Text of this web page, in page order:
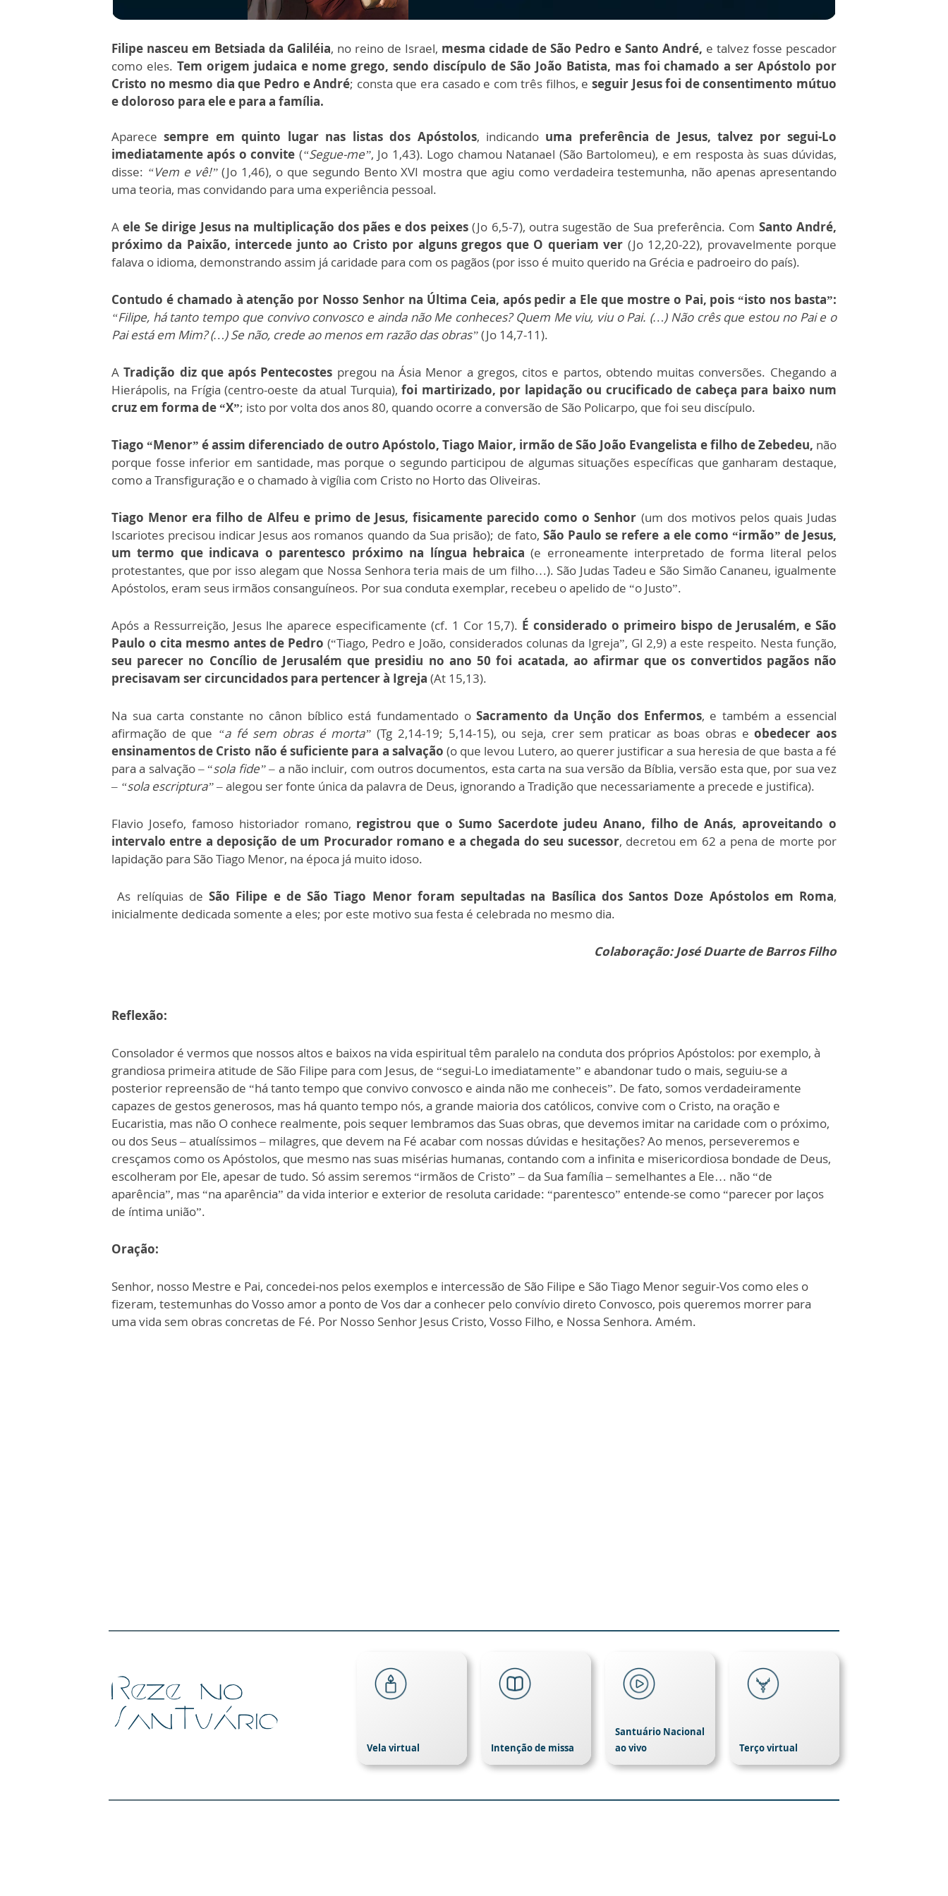
Filipe nasceu em Betsiada da Galiléia, no reino de Israel, mesma cidade de São Pedro e Santo André, e talvez fosse pescador
como eles. Tem origem judaica e nome grego, sendo discípulo de São João Batista, mas foi chamado a ser Apóstolo por
Cristo no mesmo dia que Pedro e André; consta que era casado e com três filhos, e seguir Jesus foi de consentimento mútuo
e doloroso para ele e para a família.
Aparecesempre em quinto lugar nas listas dos Apóstolos, indicando uma preferência de Jesus, talvez por segui-Lo
imediatamente após o convite (“Segue-me”, Jo 1,43). Logo chamou Natanael (São Bartolomeu), e em resposta às suas dúvidas,
disse: “Vem e vê!”(Jo 1,46), o que segundo Bento XVI mostra que agiu como verdadeira testemunha, não apenas apresentando
uma teoria, mas convidando para uma experiência pessoal.
Aele Se dirige Jesus na multiplicação dos pães e dos peixes(Jo 6,5-7), outra sugestão de Sua preferência. Com Santo André,
próximo da Paixão, intercede junto ao Cristo por alguns gregos que O queriam ver (Jo 12,20-22), provavelmente porque
falava o idioma, demonstrando assim já caridade para com os pagãos (por isso é muito querido na Grécia e padroeiro do país).
Contudo é chamado à atenção por Nosso Senhor na Última Ceia, após pedir a Ele que mostre o Pai, pois “isto nos basta”:
“Filipe, há tanto tempo que convivo convosco e ainda não Me conheces? Quem Me viu, viu o Pai. (…) Não crês que estou no Pai e o
Pai está em Mim? (…) Se não, crede ao menos em razão das obras”(Jo 14,7-11).
ATradição diz que após Pentecostes pregou na Ásia Menor a gregos, citos e partos, obtendo muitas conversões. Chegando a
Hierápolis, na Frígia (centro-oeste da atual Turquia),foi martirizado, por lapidação ou crucificado de cabeça para baixo num
cruz em forma de “X”; isto por volta dos anos 80, quando ocorre a conversão de São Policarpo, que foi seu discípulo.
Tiago “Menor” é assim diferenciado de outro Apóstolo, Tiago Maior, irmão de São João Evangelista e filho de Zebedeu, não
porque fosse inferior em santidade, mas porque o segundo participou de algumas situações específicas que ganharam destaque,
como a Transfiguração e o chamado à vigília com Cristo no Horto das Oliveiras.
Tiago Menor era filho de Alfeu e primo de Jesus, fisicamente parecido como o Senhor (um dos motivos pelos quais Judas
Iscariotes precisou indicar Jesus aos romanos quando da Sua prisão); de fato,São Paulo se refere a ele como “irmão” de Jesus,
um termo que indicava o parentesco próximo na língua hebraica (e erroneamente interpretado de forma literal pelos
protestantes, que por isso alegam que Nossa Senhora teria mais de um filho…). São Judas Tadeu e São Simão Cananeu, igualmente
Apóstolos, eram seus irmãos consanguíneos. Por sua conduta exemplar, recebeu o apelido de “o Justo”.
Após a Ressurreição, Jesus lhe aparece especificamente (cf. 1 Cor 15,7). É considerado o primeiro bispo de Jerusalém, e São
Paulo o cita mesmo antes de Pedro (“Tiago, Pedro e João, considerados colunas da Igreja”, Gl 2,9) a este respeito. Nesta função,
seu parecer no Concílio de Jerusalém que presidiu no ano 50 foi acatada, ao afirmar que os convertidos pagãos não
precisavam ser circuncidados para pertencer à Igreja (At 15,13).
Na sua carta constante no cânon bíblico está fundamentado oSacramento da Unção dos Enfermos, e também a essencial
afirmação de que “a fé sem obras é morta”(Tg 2,14-19; 5,14-15), ou seja, crer sem praticar as boas obras eobedecer aos
ensinamentos de Cristo não é suficiente para a salvação (o que levou Lutero, ao querer justificar a sua heresia de que basta a fé
para a salvação – “sola fide”– a não incluir, com outros documentos, esta carta na sua versão da Bíblia, versão esta que, por sua vez
– “sola escriptura”– alegou ser fonte única da palavra de Deus, ignorando a Tradição que necessariamente a precede e justifica).
Flavio Josefo, famoso historiador romano, registrou que o Sumo Sacerdote judeu Anano, filho de Anás, aproveitando o
intervalo entre a deposição de um Procurador romano e a chegada do seu sucessor, decretou em 62 a pena de morte por
lapidação para São Tiago Menor, na época já muito idoso.
As relíquias de São Filipe e de São Tiago Menor foram sepultadas na Basílica dos Santos Doze Apóstolos em Roma,
inicialmente dedicada somente a eles; por este motivo sua festa é celebrada no mesmo dia.
Colaboração: José Duarte de Barros Filho
Reflexão:
Consolador é vermos que nossos altos e baixos na vida espiritual têm paralelo na conduta dos próprios Apóstolos: por exemplo, à
grandiosa primeira atitude de São Filipe para com Jesus, de “segui-Lo imediatamente” e abandonar tudo o mais, seguiu-se a
posterior repreensão de “há tanto tempo que convivo convosco e ainda não me conheceis”. De fato, somos verdadeiramente
capazes de gestos generosos, mas há quanto tempo nós, a grande maioria dos católicos, convive com o Cristo, na oração e
Eucaristia, mas não O conhece realmente, pois sequer lembramos das Suas obras, que devemos imitar na caridade com o próximo,
ou dos Seus – atualíssimos – milagres, que devem na Fé acabar com nossas dúvidas e hesitações? Ao menos, perseveremos e
cresçamos como os Apóstolos, que mesmo nas suas misérias humanas, contando com a infinita e misericordiosa bondade de Deus,
escolheram por Ele, apesar de tudo. Só assim seremos “irmãos de Cristo” – da Sua família – semelhantes a Ele… não “de
aparência”, mas “na aparência” da vida interior e exterior de resoluta caridade: “parentesco” entende-se como “parecer por laços
de íntima união”.
Oração:
Senhor, nosso Mestre e Pai, concedei-nos pelos exemplos e intercessão de São Filipe e São Tiago Menor seguir-Vos como eles o
fizeram, testemunhas do Vosso amor a ponto de Vos dar a conhecer pelo convívio direto Convosco, pois queremos morrer para
uma vida sem obras concretas de Fé. Por Nosso Senhor Jesus Cristo, Vosso Filho, e Nossa Senhora. Amém.
Terço virtual
Intenção de missa
Vela virtual
Santuário Nacional
ao vivo